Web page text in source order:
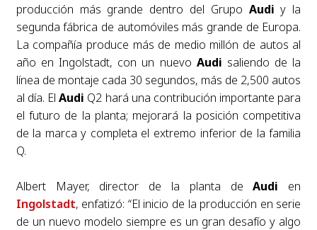
producción más grande dentro del Grupo Audi y la
segunda fábrica de automóviles más grande de Europa.
La compañía produce más de medio millón de autos al
año en Ingolstadt, con un nuevo Audi saliendo de la
línea de montaje cada 30 segundos, más de 2,500 autos
al día. ElAudi Q2 hará una contribución importante para
el futuro de la planta; mejorará la posición competitiva
de la marca y completa el extremo inferior de la familia
Q.
Albert Mayer, director de la planta deAudi en
Ingolstadt, enfatizó: “El inicio de la producción en serie
de un nuevo modelo siempre es un gran desafío y algo